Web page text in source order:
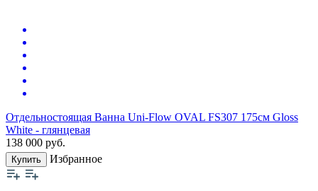
Отдельностоящая Ванна Uni-Flow OVAL FS307 175см Gloss
White - глянцевая
138 000 руб.
Купить Избранное